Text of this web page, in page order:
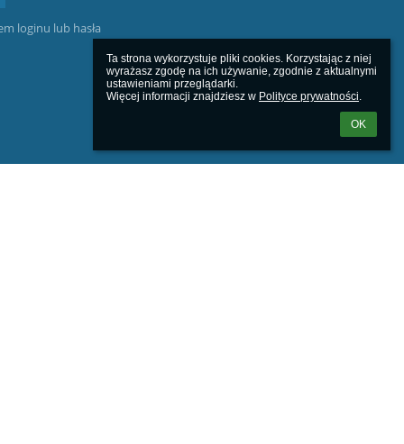
Ta strona wykorzystuje pliki cookies. Korzystając z niej
wyrażasz zgodę na ich używanie, zgodnie z aktualnymi
ustawieniami przeglądarki.
Więcej informacji znajdziesz w Polityce prywatności.
OK
loginu lub hasła